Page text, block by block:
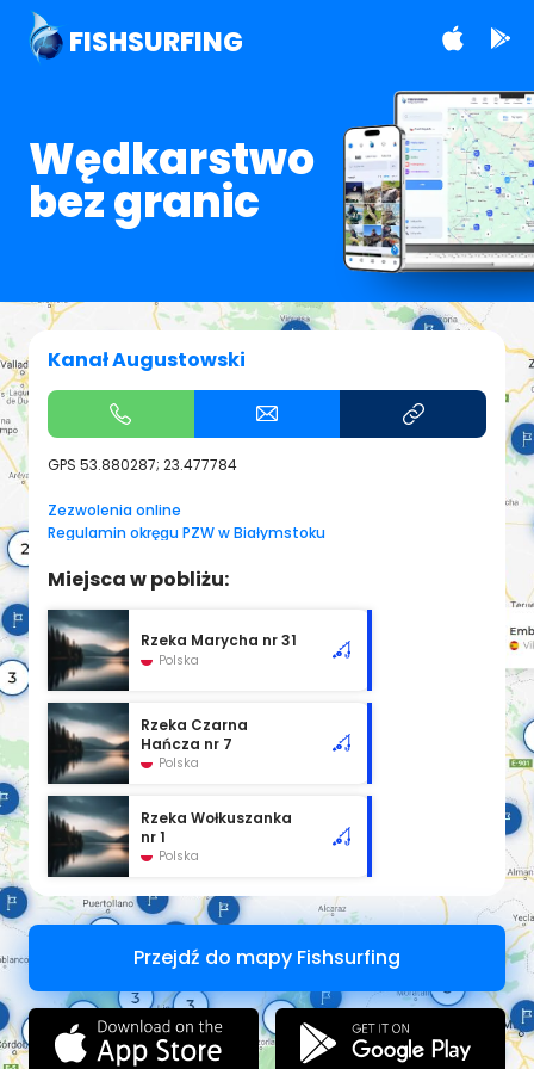
FISHSURFING
Wędkarstwo
bez granic
Kanał Augustowski
GPS 53.880287; 23.477784
Zezwolenia online
Regulamin okręgu PZW w Białymstoku
Miejsca w pobliżu:
Rzeka Marycha nr 31
Polska
Rzeka Czarna
Hańcza nr 7
Polska
Rzeka Wołkuszanka
nr 1
Polska
Przejdź do mapy Fishsurfing